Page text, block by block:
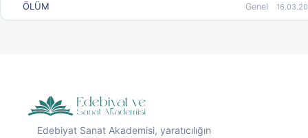
ÖLÜM Genel
Edebiyat Sanat Akademisi, yaratıcılığın